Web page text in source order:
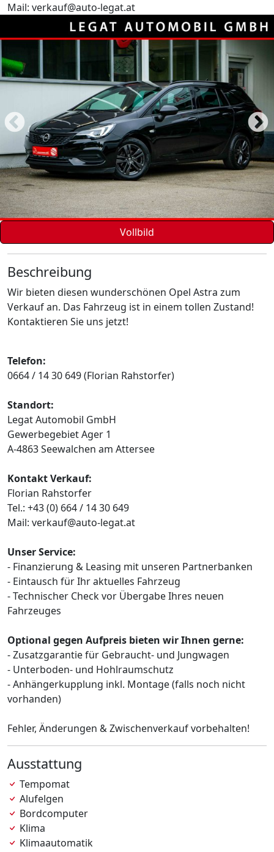
Mail: verkauf@auto-legat.at
Vollbild
Beschreibung
Wir bieten diesen wunderschönen Opel Astra zum
Verkauf an. Das Fahrzeug ist in einem tollen Zustand!
Kontaktieren Sie uns jetzt!
Telefon:
0664 / 14 30 649 (Florian Rahstorfer)
Standort:
Legat Automobil GmbH
Gewerbegebiet Ager 1
A-4863 Seewalchen am Attersee
Kontakt Verkauf:
Florian Rahstorfer
Tel.: +43 (0) 664 / 14 30 649
Mail: verkauf@auto-legat.at
Unser Service:
- Finanzierung & Leasing mit unseren Partnerbanken
- Eintausch für Ihr aktuelles Fahrzeug
- Technischer Check vor Übergabe Ihres neuen
Fahrzeuges
Optional gegen Aufpreis bieten wir Ihnen gerne:
- Zusatzgarantie für Gebraucht- und Jungwagen
- Unterboden- und Hohlraumschutz
- Anhängerkupplung inkl. Montage (falls noch nicht
vorhanden)
Fehler, Änderungen & Zwischenverkauf vorbehalten!
Ausstattung
Tempomat
Alufelgen
Bordcomputer
Klima
Klimaautomatik